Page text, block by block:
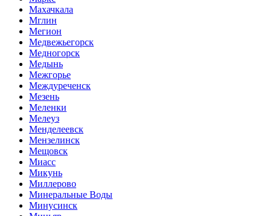
Махачкала
Мглин
Мегион
Медвежьегорск
Медногорск
Медынь
Межгорье
Междуреченск
Мезень
Меленки
Мелеуз
Менделеевск
Мензелинск
Мещовск
Миасс
Микунь
Миллерово
Минеральные Воды
Минусинск